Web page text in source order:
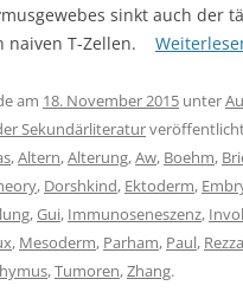
sinkt auch der
naiven T-Zellen.
am 18. November 2015 unter
Sekundärliteratur
,Altern,Alterung,Aw, Boehm,
, Dorshkind, Ektoderm,
,Gui, Immunoseneszenz,
, Mesoderm, Parham, Paul,
,Tumoren,Zhang.